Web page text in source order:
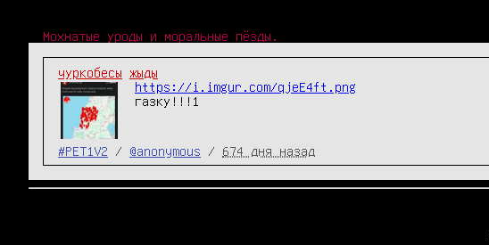
Мохнатые уроды и моральные пёзды.
чуркобесы
жыды
https://i.imgur.com/qjeE4ft.png
газку!!!1
#PET1V2 / @anonymous / 674 дня назад